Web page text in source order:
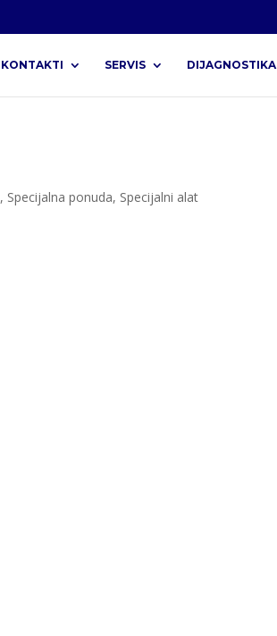
KONTAKTI SERVIS DIJAGNOSTIKA
, Specijalna ponuda, Specijalni alat